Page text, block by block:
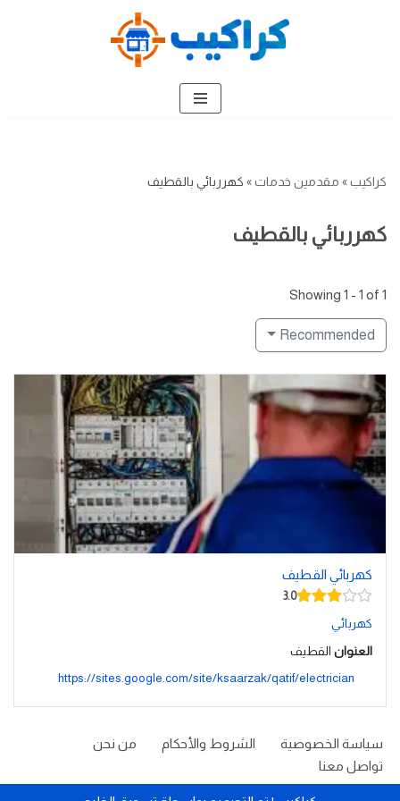
كراكيب» مقدمين خدمات» كهرربائي بالقطيف
كهرربائي بالقطيف
Showing 1 - 1 of 1
Recommended
كهربائي القطيف
3.0
كهربائي
العنوان القطيف
https://sites.google.com/site/ksaarzak/qatif/electrician
سياسة الخصوصية الشروط والأحكام
من نحن
تواصل معنا